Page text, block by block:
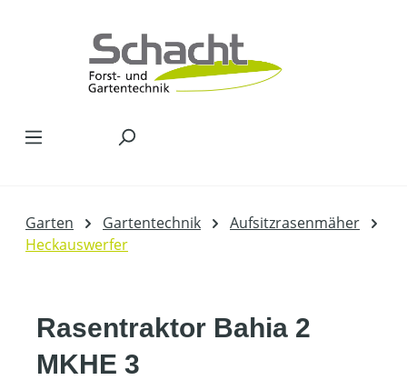
Garten Gartentechnik
Aufsitzrasenmäher
Heckauswerfer
Rasentraktor Bahia 2
MKHE 3